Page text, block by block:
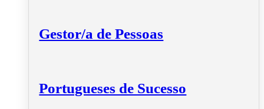
Gestor/a de Pessoas
Portugueses de Sucesso